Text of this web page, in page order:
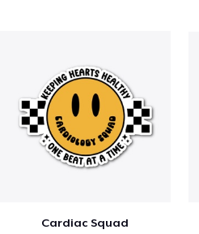
Cardiac Squad